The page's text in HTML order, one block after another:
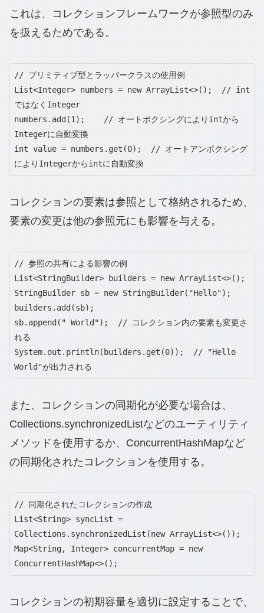
これは、コレクションフレームワークが参照型のみ
を扱えるためである。
// プリミティブ型とラッパークラスの使用例
List<Integer> numbers = new ArrayList<>();  // int
ではなくInteger
numbers.add(1);    // オートボクシングによりintから
Integerに自動変換
int value = numbers.get(0);  // オートアンボクシング
によりIntegerからintに自動変換
コレクションの要素は参照として格納されるため、
要素の変更は他の参照元にも影響を与える。
// 参照の共有による影響の例
List<StringBuilder> builders = new ArrayList<>();
StringBuilder sb = new StringBuilder("Hello");
builders.add(sb);
sb.append(" World");  // コレクション内の要素も変更さ
れる
System.out.println(builders.get(0));  // "Hello
World"が出力される
また、コレクションの同期化が必要な場合は、
Collections.synchronizedListなどのユーティリティ
メソッドを使用するか、ConcurrentHashMapなど
の同期化されたコレクションを使用する。
// 同期化されたコレクションの作成
List<String> syncList =
Collections.synchronizedList(new ArrayList<>());
Map<String, Integer> concurrentMap = new
ConcurrentHashMap<>();
コレクションの初期容量を適切に設定することで、